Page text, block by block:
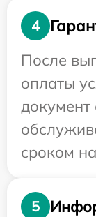
4
После
оплаты
документ
сроком
5